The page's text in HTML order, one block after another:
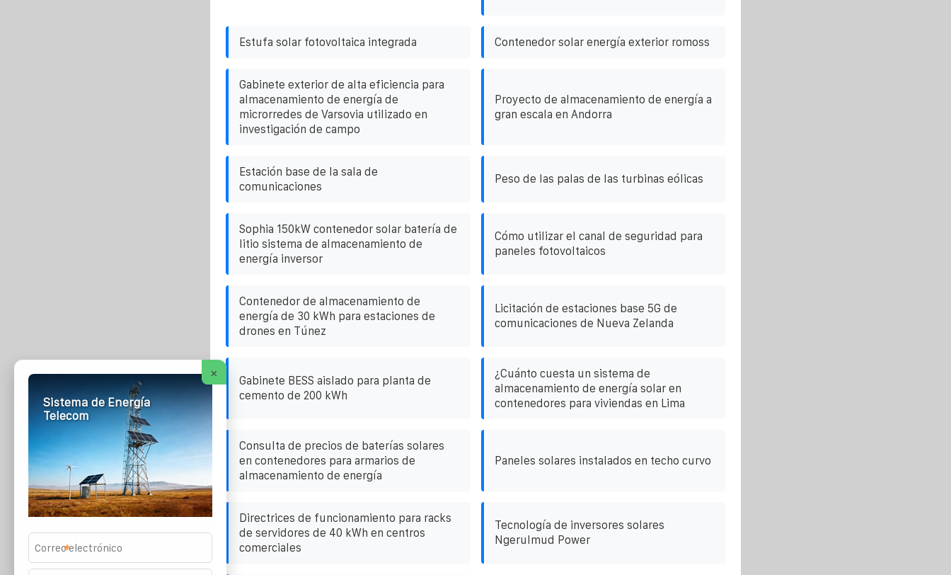
Estufa solar fotovoltaica integrada Contenedor solar energía exterior romoss
Gabinete exterior de alta eficiencia para
almacenamiento de energía de
microrredes de Varsovia utilizado en
investigación de campo
Proyecto de almacenamiento de energía a
gran escala en Andorra
Estación base de la sala de
comunicaciones
Peso de las palas de las turbinas eólicas
Sophia 150kW contenedor solar batería de
litio sistema de almacenamiento de
energía inversor
Cómo utilizar el canal de seguridad para
paneles fotovoltaicos
Contenedor de almacenamiento de
energía de 30 kWh para estaciones de
drones en Túnez
Licitación de estaciones base 5G de
comunicaciones de Nueva Zelanda
Gabinete BESS aislado para planta de
cemento de 200 kWh
¿Cuánto cuesta un sistema de
almacenamiento de energía solar en
contenedores para viviendas en Lima
Consulta de precios de baterías solares
en contenedores para armarios de
almacenamiento de energía
Paneles solares instalados en techo curvo
Directrices de funcionamiento para racks
de servidores de 40 kWh en centros
comerciales
Tecnología de inversores solares
Ngerulmud Power
×
Sistema de Energía
Telecom
*